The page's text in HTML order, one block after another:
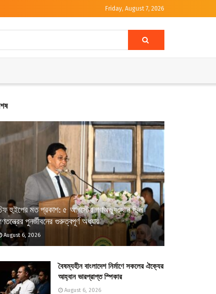
Friday, August 7, 2026
হুইপের মত প্রকাশ: ৫ আগস্টের গণঅভ্যুত্থান ছিল
পুনর্জীবনের গুরুত্বপূর্ণ অধ্যায়
August 6, 2026
বৈষম্যহীন বাংলাদেশ নির্মাণে সকলের ঐক্যের
আহ্বান ভারপ্রাপ্ত স্পিকার
August 6, 2026